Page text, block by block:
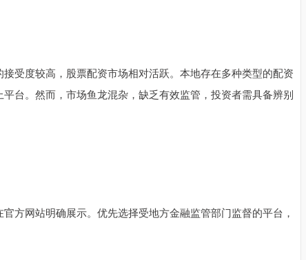
受度较高，股票配资市场相对活跃。本地存在多种类型的配资
台。然而，市场鱼龙混杂，缺乏有效监管，投资者需具备辨别
方网站明确展示。优先选择受地方金融监管部门监督的平台，